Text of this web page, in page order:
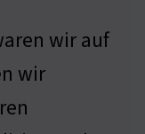
wir auf
wir